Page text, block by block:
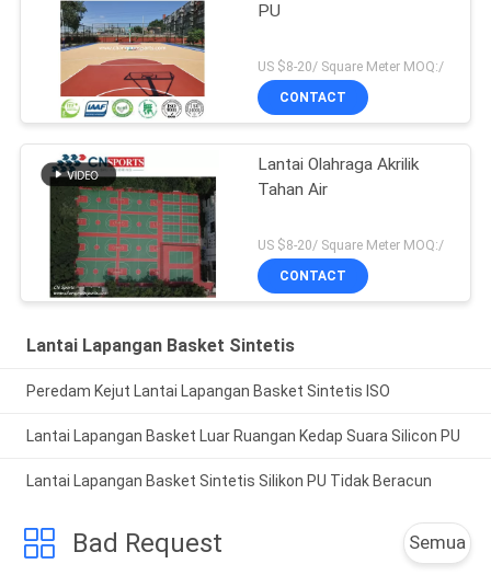
PU
US $8-20/ Square Meter MOQ:/
CONTACT
Lantai Olahraga Akrilik
Tahan Air
US $8-20/ Square Meter MOQ:/
CONTACT
Lantai Lapangan Basket Sintetis
Peredam Kejut Lantai Lapangan Basket Sintetis ISO
Lantai Lapangan Basket Luar Ruangan Kedap Suara Silicon PU
Lantai Lapangan Basket Sintetis Silikon PU Tidak Beracun
Bad Request Semua